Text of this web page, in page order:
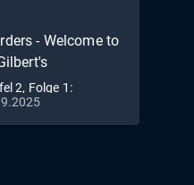
- Welcome to
2, Folge 1:
& Protests